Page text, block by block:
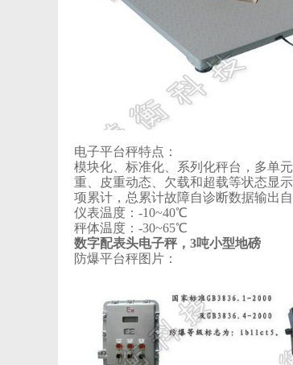
电子平台秤特点：
模块化、标准化、系列化秤台，多单
重、皮重动态、欠载和超载等状态显
项累计，总累计故障自诊断数据输出
仪表温度：-10~40℃
秤体温度：-30~65℃
数字配表头电子秤，3吨小型地磅
防爆平台秤图片：